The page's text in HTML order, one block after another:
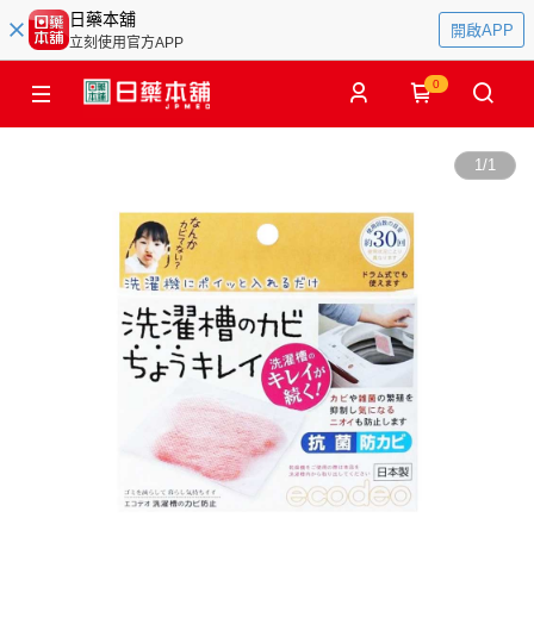
日藥本舖
立刻使用官方APP
開啟APP
0
1/1